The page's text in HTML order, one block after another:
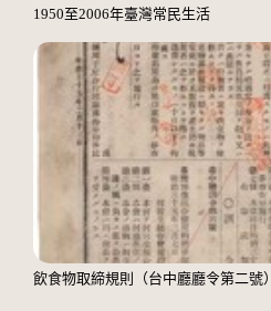
1950至2006年臺灣常民生活
飲食物取締規則（台中廳廳令第二號）